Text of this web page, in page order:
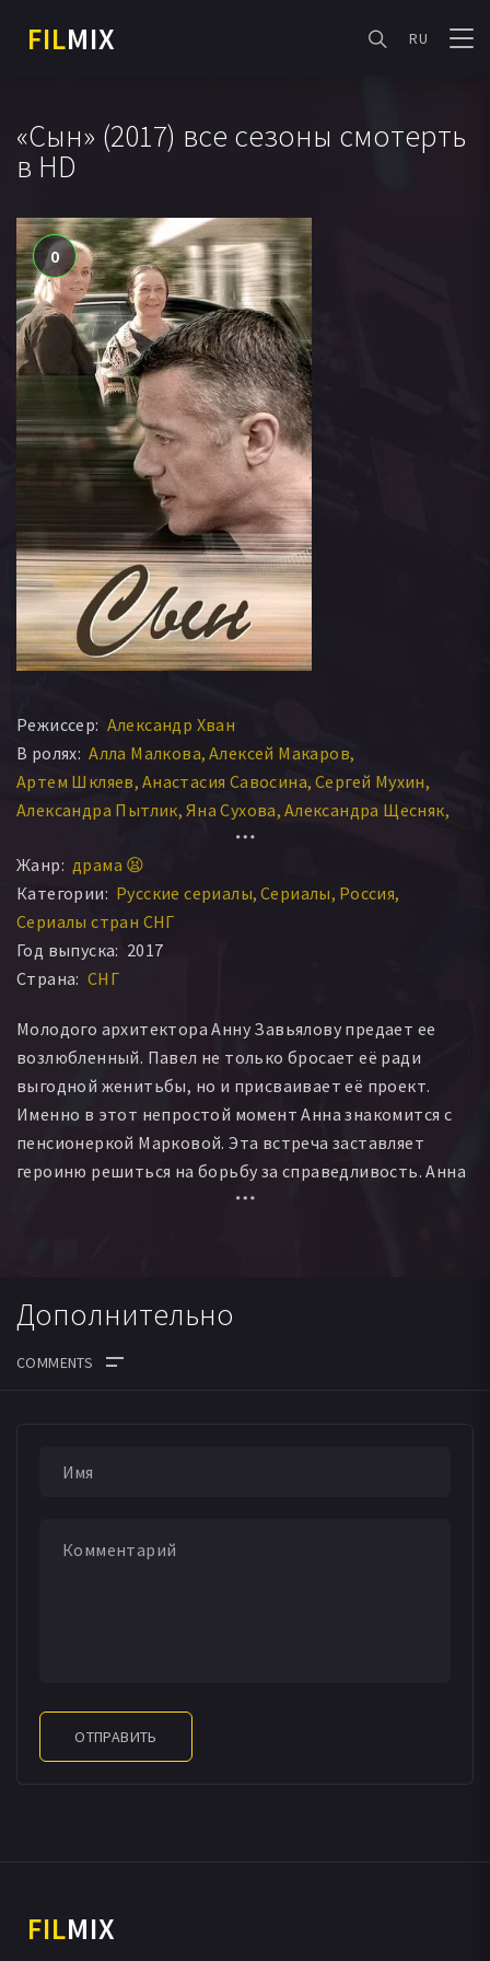
FILMIX RU
«Сын» (2017) все сезоны смотерть
в HD
0
Режиссер: Александр Хван
В ролях: Алла Малкова Алексей Макаров
Артем Шкляев Анастасия Савосина Сергей Мухин
Александра Пытлик Яна Сухова Александра Щесняк
Жанр: драма 😫
Категории: Русские сериалы Сериалы Россия
Сериалы стран СНГ
Год выпуска: 2017
Страна: СНГ
Молодого архитектора Анну Завьялову предает ее
возлюбленный. Павел не только бросает её ради
выгодной женитьбы, но и присваивает её проект.
Именно в этот непростой момент Анна знакомится с
пенсионеркой Марковой. Эта встреча заставляет
героиню решиться на борьбу за справедливость. Анна
намерена вернуть свой проект и помочь Марковой
и по стечению обстоятельств однофамильцу своей
непроизвольно ранит людей, ставших ей близкими.
Дополнительно
ОТПРАВИТЬ
FILMIX